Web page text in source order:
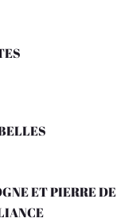
ET PIERRE DE